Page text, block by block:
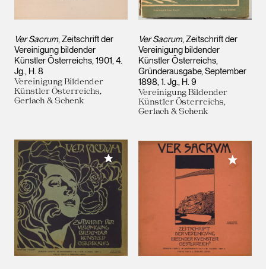
Ver Sacrum, Zeitschrift der
Vereinigung bildender
Künstler Österreichs, 1901, 4.
Jg., H. 8
Vereinigung Bildender
Künstler Österreichs,
Gerlach & Schenk
Ver Sacrum, Zeitschrift der
Vereinigung bildender
Künstler Österreichs,
Gründerausgabe, September
1898, 1. Jg., H. 9
Vereinigung Bildender
Künstler Österreichs,
Gerlach & Schenk
Meiner Sammlung hinzufügen Meiner